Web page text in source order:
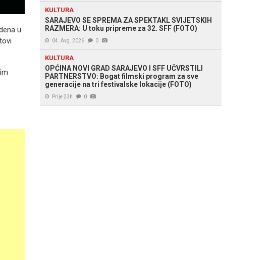
u
KULTURA
SARAJEVO SE SPREMA ZA SPEKTAKL SVIJETSKIH
RAZMERA: U toku pripreme za 32. SFF (FOTO)
04. Avg. 2026 0
KULTURA
OPĆINA NOVI GRAD SARAJEVO I SFF UČVRSTILI
PARTNERSTVO: Bogat filmski program za sve
generacije na tri festivalske lokacije (FOTO)
Prije 23h 0